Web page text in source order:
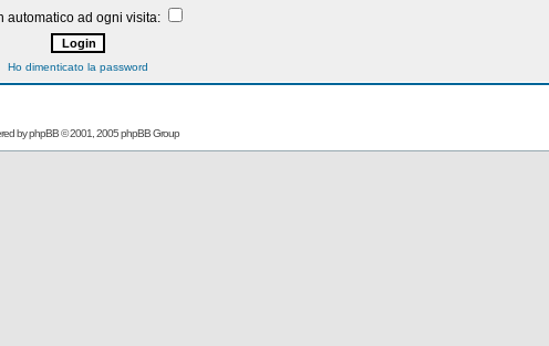
automatico ad ogni visita:
Ho dimenticato la password
byphpBB© 2001, 2005 phpBB Group